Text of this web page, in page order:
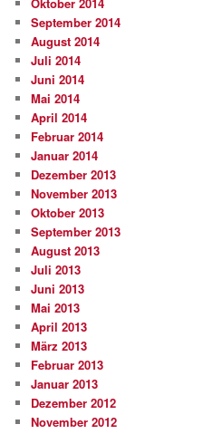
September 2014
August 2014
Juli 2014
Juni 2014
Mai 2014
April 2014
Februar 2014
Januar 2014
Dezember 2013
November 2013
Oktober 2013
September 2013
August 2013
Juli 2013
Juni 2013
Mai 2013
April 2013
März 2013
Februar 2013
Januar 2013
Dezember 2012
November 2012